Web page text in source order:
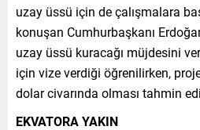
uzay üssü için de çalışmalara
konuşan Cumhurbaşkanı
uzay üssü kuracağı müjdesini
için vize verdiği öğrenilirken,
dolar civarında olması tahmin
EKVATORA YAKIN